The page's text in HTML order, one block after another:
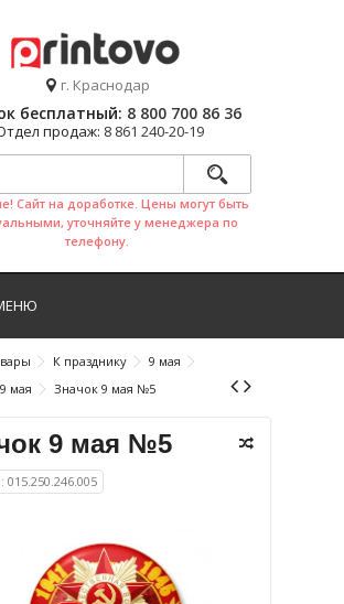
г. Краснодар
бесплатный: 8 800 700 86 36
продаж: 8 861 240-20-19
Сайт на доработке. Цены могут быть
уточняйте у менеджера по
телефону.
К празднику
9 мая
мая
Значок 9 мая №5
9 мая №5
015.250.246.005